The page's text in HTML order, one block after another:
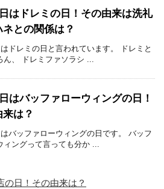
はドレミの日！その由来は洗礼
との関係は？
ドレミの日と言われています。 ドレミと
ん、 ドレミファソラシ ...
はバッファローウィングの日！
は？
バッファローウィングの日です。 バッフ
ィングって言っても分か ...
の日！その由来は？